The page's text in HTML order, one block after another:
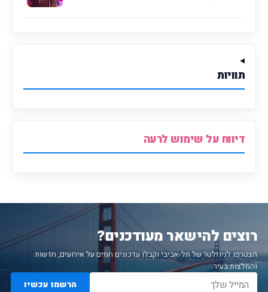
תוויות
דיווח על שימוש לרעה
רוצים להישאר מעודכנים?
הצטרפו לניוזלטר של תל-אביבי וקבלו עדכונים חמים על אירועים, חדשות
והמלצות בעיר.
הרשמו עכשיו